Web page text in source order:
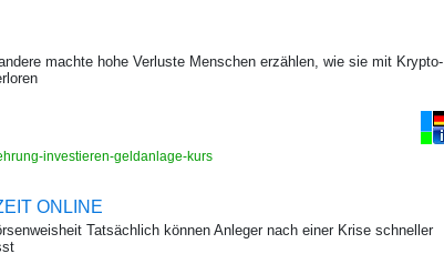
machte hohe Verluste Menschen erzählen, wie sie mit Krypto-
investieren-geldanlage-kurs
ONLINE
Tatsächlich können Anleger nach einer Krise schneller